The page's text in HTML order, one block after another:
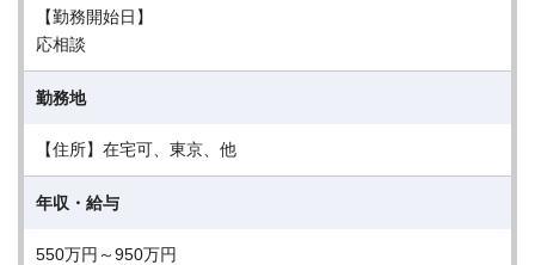
【勤務開始日】
応相談
勤務地
【住所】在宅可、東京、他
年収・給与
550万円～950万円